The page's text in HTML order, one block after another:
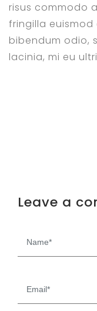
risus commodo
fringilla euismod
bibendum odio,
lacinia, mi eu
Leave a